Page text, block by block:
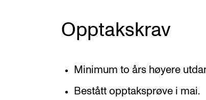
Opptakskrav
Minimum to års høyere
Bestått opptaksprøve i mai.